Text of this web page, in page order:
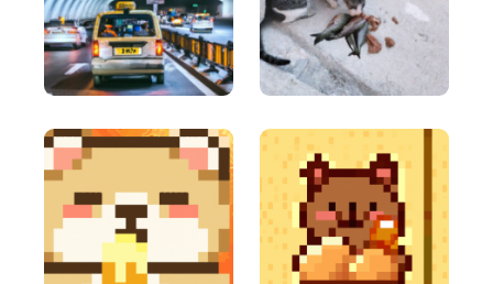
Perfectly structured paragraphs that are easy to
read and packed with persuasive words.
Content Rephrase
Rephrase your content in a different voice and
style to appeal to different readers.